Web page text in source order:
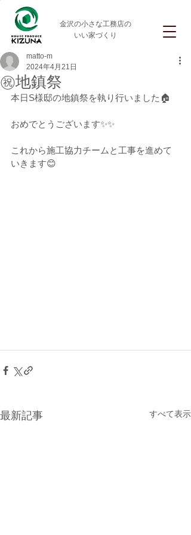
金沢の小さな工務店の
いい家づくり
㊗地鎮祭
matto-m
2024年4月21日
本日S様邸の地鎮祭を執り行いました🏠
おめでとうございます✨✨
これから施工協力チームと工事を進めて
いきます😊
最新記事 すべて表示